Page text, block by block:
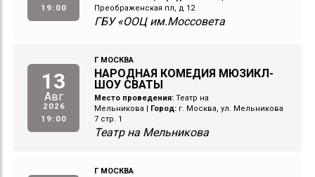
19:00
Преображенская пл, д 12
ГБУ «ООЦ им.Моссовета
13
Авг
2026
19:00
Г МОСКВА
НАРОДНАЯ КОМЕДИЯ МЮЗИКЛ-
ШОУ СВАТЫ
Место проведения: Театр на
Мельникова
Город: г. Москва, ул. Мельникова
7 стр. 1
Театр на Мельникова
Г МОСКВА